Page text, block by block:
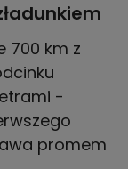
700 km z
-
promem